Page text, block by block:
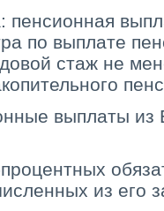
пенсионная
по выплате
стаж не
выплаты
из его